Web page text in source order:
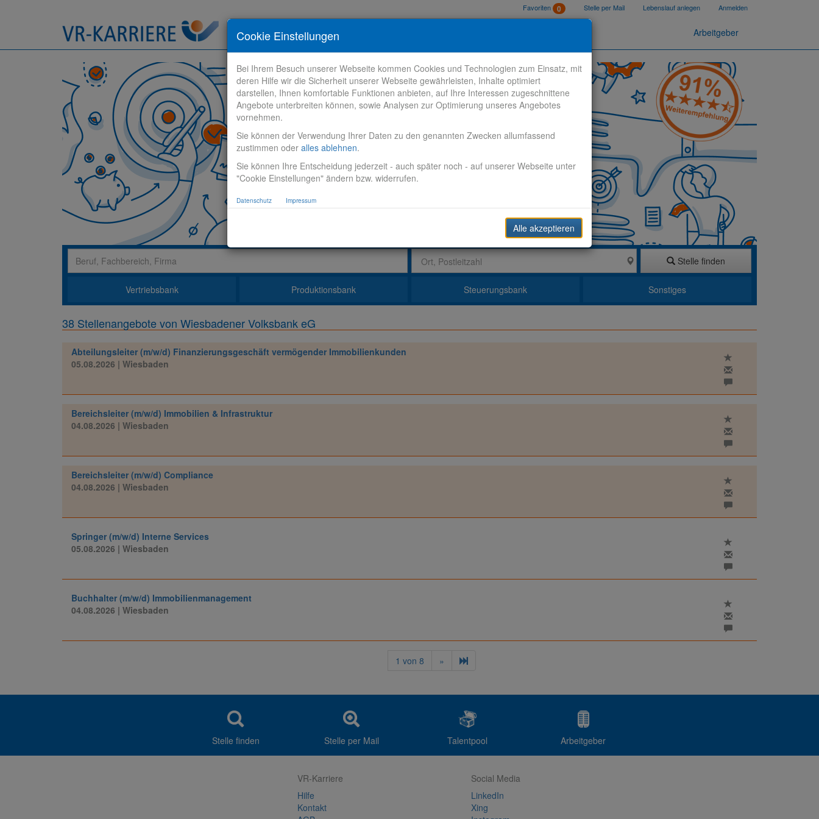
Favoriten 0 Stelle per Mail Lebenslauf anlegen Anmelden
Stelle finden Bewerbungstipps Arbeitgeber
Stelle finden
Vertriebsbank Produktionsbank Steuerungsbank Sonstiges
38 Stellenangebote von Wiesbadener Volksbank eG
Abteilungsleiter (m/w/d) Finanzierungsgeschäft vermögender Immobilienkunden
05.08.2026 | Wiesbaden
Bereichsleiter (m/w/d) Immobilien & Infrastruktur
04.08.2026 | Wiesbaden
Bereichsleiter (m/w/d) Compliance
04.08.2026 | Wiesbaden
Springer (m/w/d) Interne Services
05.08.2026 | Wiesbaden
Buchhalter (m/w/d) Immobilienmanagement
04.08.2026 | Wiesbaden
1 von 8 »
Stelle finden Stelle per Mail Talentpool Arbeitgeber
VR-Karriere
Hilfe
Kontakt
Social Media
LinkedIn
Xing
Cookie Einstellungen
Bei Ihrem Besuch unserer Webseite kommen Cookies und Technologien zum Einsatz, mit
deren Hilfe wir die Sicherheit unserer Webseite gewährleisten, Inhalte optimiert
darstellen, Ihnen komfortable Funktionen anbieten, auf Ihre Interessen zugeschnittene
Angebote unterbreiten können, sowie Analysen zur Optimierung unseres Angebotes
vornehmen.
Sie können der Verwendung Ihrer Daten zu den genannten Zwecken allumfassend
zustimmen oder alles ablehnen.
Sie können Ihre Entscheidung jederzeit - auch später noch - auf unserer Webseite unter
"Cookie Einstellungen" ändern bzw. widerrufen.
Datenschutz Impressum
Alle akzeptieren